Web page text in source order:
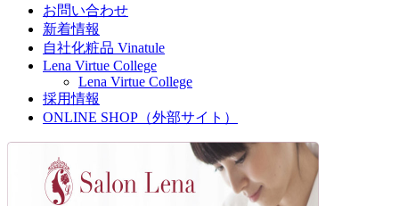
お問い合わせ
新着情報
自社化粧品 Vinatule
Lena Virtue College
Lena Virtue College
採用情報
ONLINE SHOP（外部サイト）